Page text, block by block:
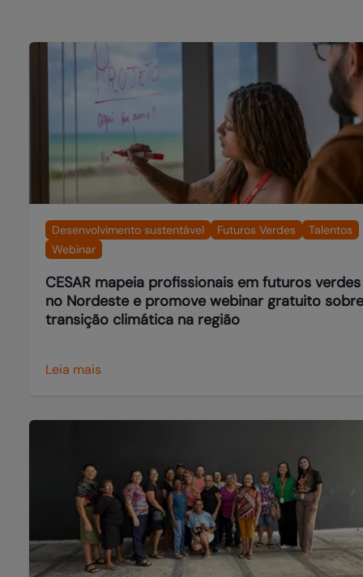
Desenvolvimento sustentável Futuros Verdes
Talentos
Webinar
CESAR mapeia profissionais em futuros verdes
no Nordeste e promove webinar gratuito sobre
transição climática na região
Leia mais